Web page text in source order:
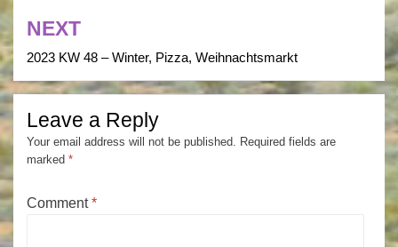
NEXT
2023 KW 48 – Winter, Pizza, Weihnachtsmarkt
Leave a Reply
Your email address will not be published. Required fields are
marked *
Comment*